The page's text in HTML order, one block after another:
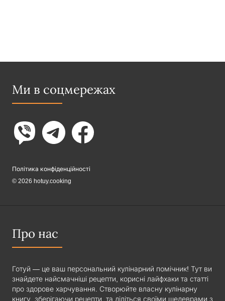
Ми в соцмережах
Політика конфіденційності
© 2026 hotuy.cooking
Про нас
Готуй — це ваш персональний кулінарний помічник! Тут ви
знайдете найсмачніші рецепти, корисні лайфхаки та статті
про здорове харчування. Створюйте власну кулінарну
книгу, зберігаючи рецепти, та діліться своїми шедеврами з